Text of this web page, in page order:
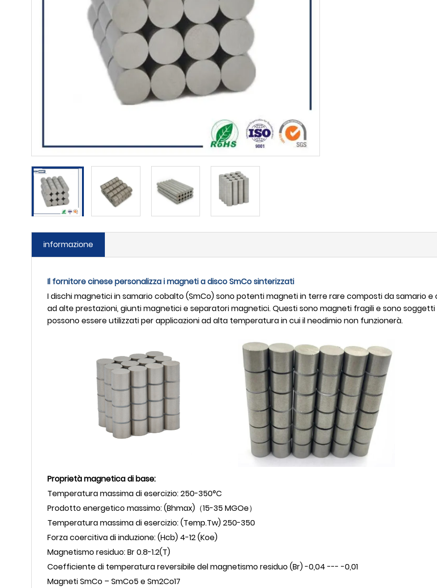
informazione
Il fornitore cinese personalizza i magneti a disco SmCo sinterizzati
I dischi magnetici in samario cobalto (SmCo) sono potenti magneti in terre rare composti da samario
ad alte prestazioni, giunti magnetici e separatori magnetici. Questi sono magneti fragili e sono
possono essere utilizzati per applicazioni ad alta temperatura in cui il neodimio non funzionerà.
Proprietà magnetica di base:
Temperatura massima di esercizio: 250-350°C
Prodotto energetico massimo: (Bhmax)（15-35 MGOe）
Temperatura massima di esercizio: (Temp.Tw) 250-350
Forza coercitiva di induzione: (Hcb) 4-12 (Koe)
Magnetismo residuo: Br 0.8-1.2(T)
Coefficiente di temperatura reversibile del magnetismo residuo (Br) -0,04 --- -0,01
Magneti SmCo – SmCo5 e Sm2Co17